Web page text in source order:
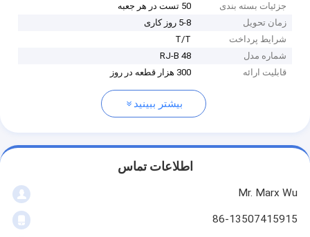
جزئیات بسته بندی
50 تست در هر جعبه
زمان تحویل
5-8 روز کاری
شرایط پرداخت
T/T
شماره مدل
RJ-B 48
قابلیت ارائه
300 هزار قطعه در روز
بیشتر ببینید
اطلاعات تماس
Mr. Marx Wu
86-13507415915